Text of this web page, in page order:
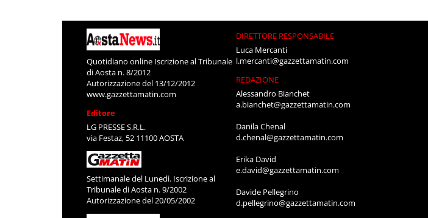
Quotidiano online Iscrizione al Tribunale
di Aosta n. 8/2012
Autorizzazione del 13/12/2012
www.gazzettamatin.com
Editore
LG PRESSE S.R.L.
via Festaz, 52 11100 AOSTA
Settimanale del Lunedì. Iscrizione al
Tribunale di Aosta n. 9/2002
Autorizzazione del 20/05/2002
DIRETTORE RESPONSABILE
Luca Mercanti
l.mercanti@gazzettamatin.com
REDAZIONE
Alessandro Bianchet
a.bianchet@gazzettamatin.com
Danila Chenal
d.chenal@gazzettamatin.com
Erika David
e.david@gazzettamatin.com
Davide Pellegrino
d.pellegrino@gazzettamatin.com